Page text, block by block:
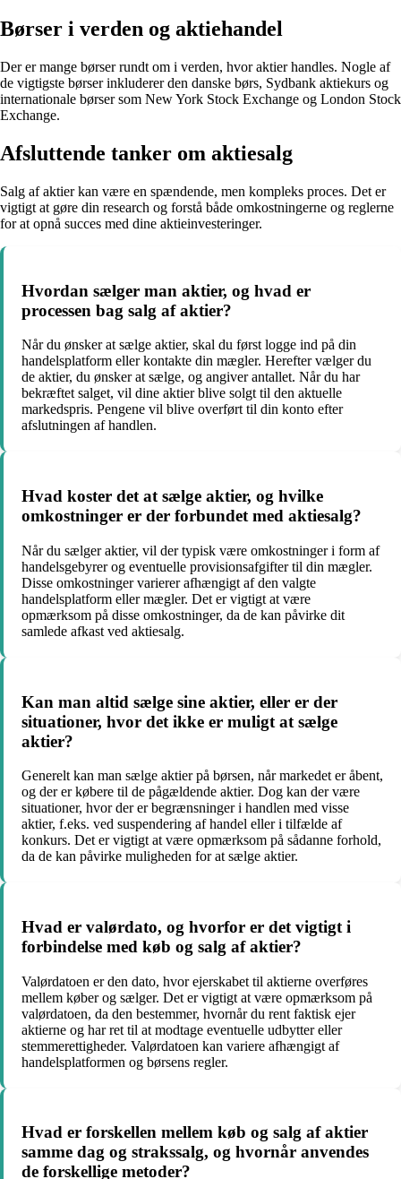
Børser i verden og aktiehandel
Der er mange børser rundt om i verden, hvor aktier handles. Nogle af
de vigtigste børser inkluderer den danske børs, Sydbank aktiekurs og
internationale børser som New York Stock Exchange og London Stock
Exchange.
Afsluttende tanker om aktiesalg
Salg af aktier kan være en spændende, men kompleks proces. Det er
vigtigt at gøre din research og forstå både omkostningerne og reglerne
for at opnå succes med dine aktieinvesteringer.
Hvordan sælger man aktier, og hvad er
processen bag salg af aktier?
Når du ønsker at sælge aktier, skal du først logge ind på din
handelsplatform eller kontakte din mægler. Herefter vælger du
de aktier, du ønsker at sælge, og angiver antallet. Når du har
bekræftet salget, vil dine aktier blive solgt til den aktuelle
markedspris. Pengene vil blive overført til din konto efter
afslutningen af handlen.
Hvad koster det at sælge aktier, og hvilke
omkostninger er der forbundet med aktiesalg?
Når du sælger aktier, vil der typisk være omkostninger i form af
handelsgebyrer og eventuelle provisionsafgifter til din mægler.
Disse omkostninger varierer afhængigt af den valgte
handelsplatform eller mægler. Det er vigtigt at være
opmærksom på disse omkostninger, da de kan påvirke dit
samlede afkast ved aktiesalg.
Kan man altid sælge sine aktier, eller er der
situationer, hvor det ikke er muligt at sælge
aktier?
Generelt kan man sælge aktier på børsen, når markedet er åbent,
og der er købere til de pågældende aktier. Dog kan der være
situationer, hvor der er begrænsninger i handlen med visse
aktier, f.eks. ved suspendering af handel eller i tilfælde af
konkurs. Det er vigtigt at være opmærksom på sådanne forhold,
da de kan påvirke muligheden for at sælge aktier.
Hvad er valørdato, og hvorfor er det vigtigt i
forbindelse med køb og salg af aktier?
Valørdatoen er den dato, hvor ejerskabet til aktierne overføres
mellem køber og sælger. Det er vigtigt at være opmærksom på
valørdatoen, da den bestemmer, hvornår du rent faktisk ejer
aktierne og har ret til at modtage eventuelle udbytter eller
stemmerettigheder. Valørdatoen kan variere afhængigt af
handelsplatformen og børsens regler.
Hvad er forskellen mellem køb og salg af aktier
samme dag og strakssalg, og hvornår anvendes
de forskellige metoder?